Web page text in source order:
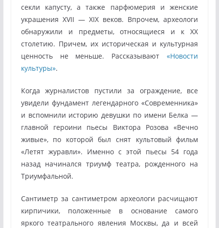
секли капусту, а также парфюмерия и женские
украшения XVII — XIX веков. Впрочем, археологи
обнаружили и предметы, относящиеся и к ХХ
столетию. Причем, их историческая и культурная
ценность не меньше. Рассказывают«Новости
культуры».
Когда журналистов пустили за ограждение, все
увидели фундамент легендарного «Современника»
и вспомнили историю девушки по имени Белка —
главной героини пьесы Виктора Розова «Вечно
живые», по которой был снят культовый фильм
«Летят журавли». Именно с этой пьесы 54 года
назад начинался триумф театра, рожденного на
Триумфальной.
Сантиметр за сантиметром археологи расчищают
кирпичики, положенные в основание самого
яркого театрального явления Москвы, да и всей